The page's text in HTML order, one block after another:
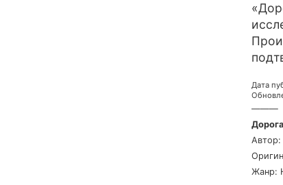
Дата
———
Дорога
Автор:
Жанр: